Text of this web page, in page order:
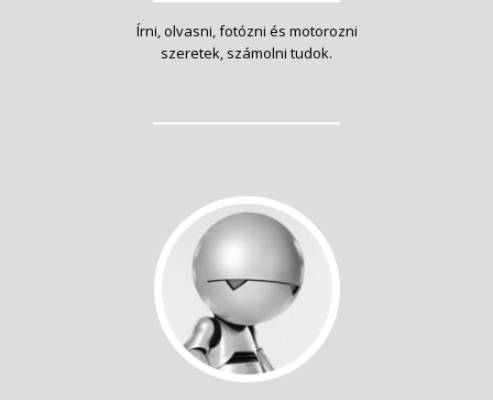
Írni, olvasni, fotózni és motorozni
szeretek, számolni tudok.